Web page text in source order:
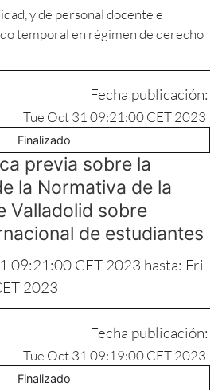
y de personal docente e
temporal en régimen de derecho
Fecha publicación:
Tue Oct 31 09:21:00 CET 2023
Finalizado
previa sobre la
la Normativa de la
Valladolid sobre
de estudiantes
09:21:00 CET 2023 hasta: Fri
2023
Fecha publicación:
Tue Oct 31 09:19:00 CET 2023
Finalizado